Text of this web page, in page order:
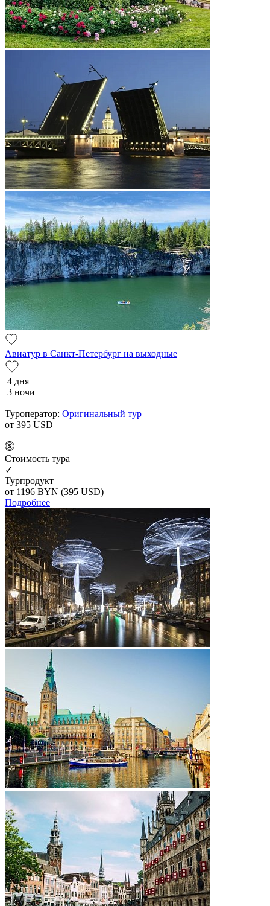
Авиатур в Санкт-Петербург на выходные
4 дня
3 ночи
Туроператор: Оригинальный тур
от 395 USD
Cтоимость тура
✓
Турпродукт
от 1196 BYN (395 USD)
Подробнее